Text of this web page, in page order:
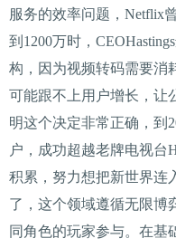
服务的效率问题，Netflix
到1200万时，
构，因为视频转码需要消
可能跟不上用户增长，让
明这个决定非常正确，到
户，成功超越老牌电视
积累，努力想把新世界连
了，这个领域遵循无限博
同角色的玩家参与。在基